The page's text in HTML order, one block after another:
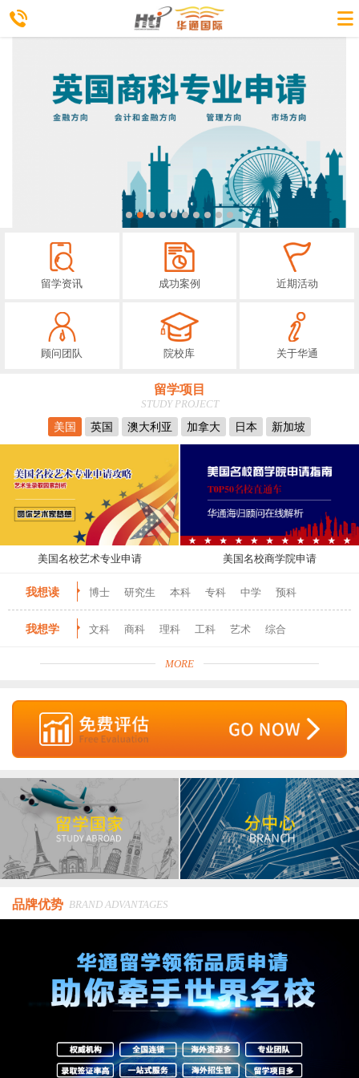
留学资讯 成功案例 近期活动
顾问团队 院校库 关于华通
留学项目
STUDY PROJECT
美国
英国 澳大利亚 加拿大 日本 新加坡
美国名校艺术专业申请 美国名校商学院申请
我想读 博士 研究生 本科 专科 中学 预科
我想学 文科 商科 理科 工科 艺术 综合
MORE
品牌优势 BRAND ADVANTAGES